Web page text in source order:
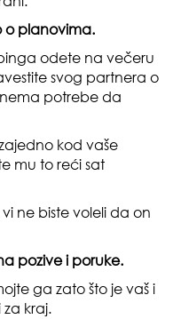
o planovima.
odete na večeru
svog partnera o
potrebe da
kod vaše
mu to reći sat
ne biste voleli da on
pozive i poruke.
ga zato što je vaš i
kraj.